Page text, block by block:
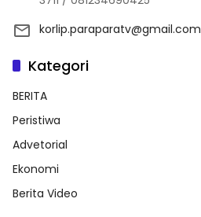
korlip.paraparatv@gmail.com
Kategori
BERITA
Peristiwa
Advetorial
Ekonomi
Berita Video